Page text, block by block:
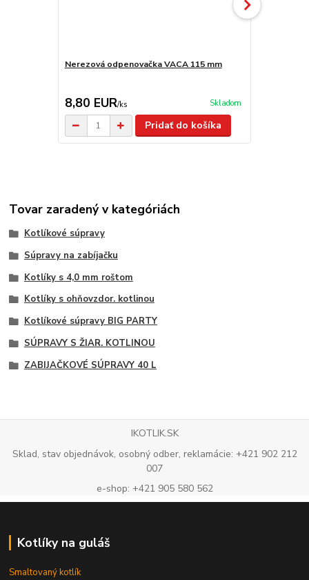
Nerezová odpenovačka VACA 115 mm
8,80 EUR/ks Skladom
Pridať do košíka
Tovar zaradený v kategóriách
Kotlíkové súpravy
Súpravy na zabíjačku
Kotlíky s 4,0 mm roštom
Kotlíky s ohňovzdor. kotlinou
Kotlíkové súpravy BIG PARTY
SÚPRAVY S ŽIAR. KOTLINOU
ZABIJAČKOVÉ SÚPRAVY 40 L
IKOTLIK.SK
Sklad, stav objednávok, osobný odber, reklamácie: +421 902 212
007
e-shop: +421 905 580 562
Kotlíky na guláš
Smaltovaný kotlík